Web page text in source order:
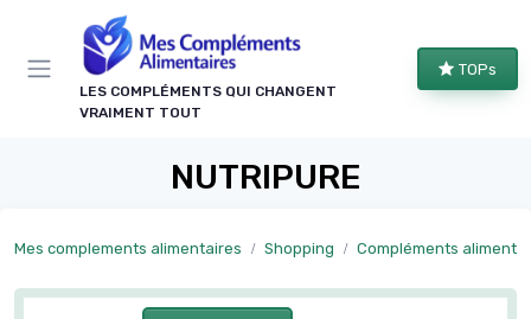
LES COMPLÉMENTS QUI CHANGENT
VRAIMENT TOUT
TOPs
NUTRIPURE
Mes complements alimentaires Shopping Compléments alimentaires articulations et
Panneau de gestion des cookies